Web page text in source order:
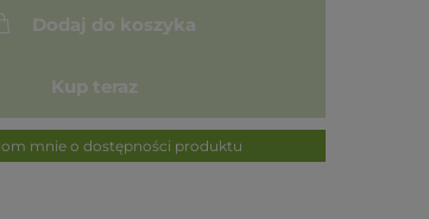
Dodaj do koszyka
Kup teraz
mnie o dostępności produktu